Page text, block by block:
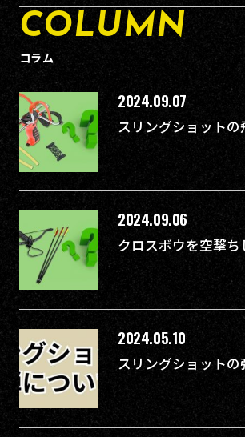
COLUMN
コラム
2024.09.07
スリングショット
2024.09.06
クロスボウを空撃
2024.05.10
スリングショットの